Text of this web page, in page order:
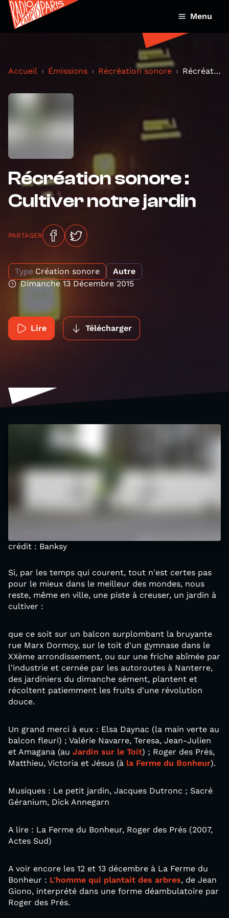
Menu
Accueil Émissions Récréation sonore Récréation sonore : Cultiver notre jardin
Récréation sonore :
Cultiver notre jardin
PARTAGER
Type Création sonore
Autre
Dimanche 13 Décembre 2015
Lire Télécharger
crédit : Banksy
Si, par les temps qui courent, tout n'est certes pas
pour le mieux dans le meilleur des mondes, nous
reste, même en ville, une piste à creuser, un jardin à
cultiver :
que ce soit sur un balcon surplombant la bruyante
rue Marx Dormoy, sur le toit d'un gymnase dans le
XXème arrondissement, ou sur une friche abîmée par
l'industrie et cernée par les autoroutes à Nanterre,
des jardiniers du dimanche sèment, plantent et
récoltent patiemment les fruits d'une révolution
douce.
Un grand merci à eux : Elsa Daynac (la main verte au
balcon fleuri) ; Valérie Navarre, Teresa, Jean-Julien
et Amagana (au Jardin sur le Toit) ; Roger des Prés,
Matthieu, Victoria et Jésus (à la Ferme du Bonheur).
Musiques : Le petit jardin, Jacques Dutronc ; Sacré
Géranium, Dick Annegarn
A lire : La Ferme du Bonheur, Roger des Prés (2007,
Actes Sud)
A voir encore les 12 et 13 décembre à La Ferme du
Bonheur : L'homme qui plantait des arbres, de Jean
Giono, interprété dans une forme déambulatoire par
Roger des Prés.